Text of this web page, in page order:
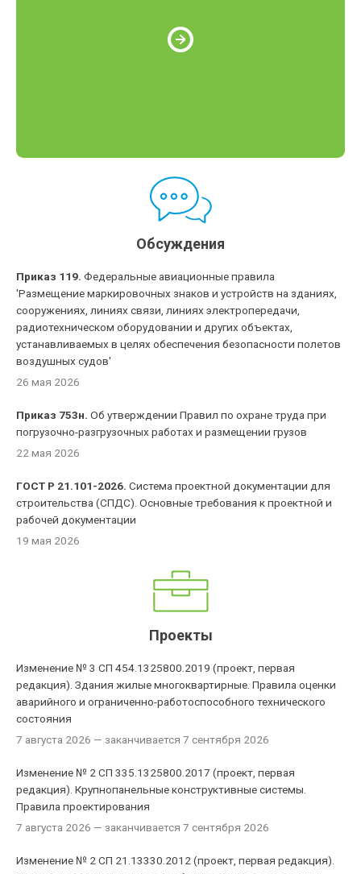
Обсуждения
Приказ 119. Федеральные авиационные правила
'Размещение маркировочных знаков и устройств на зданиях,
сооружениях, линиях связи, линиях электропередачи,
радиотехническом оборудовании и других объектах,
устанавливаемых в целях обеспечения безопасности полетов
воздушных судов'
26 мая 2026
Приказ 753н. Об утверждении Правил по охране труда при
погрузочно-разгрузочных работах и размещении грузов
22 мая 2026
ГОСТ Р 21.101-2026. Система проектной документации для
строительства (СПДС). Основные требования к проектной и
рабочей документации
19 мая 2026
Проекты
Изменение № 3 СП 454.1325800.2019 (проект, первая
редакция). Здания жилые многоквартирные. Правила оценки
аварийного и ограниченно-работоспособного технического
состояния
7 августа 2026 — заканчивается 7 сентября 2026
Изменение № 2 СП 335.1325800.2017 (проект, первая
редакция). Крупнопанельные конструктивные системы.
Правила проектирования
7 августа 2026 — заканчивается 7 сентября 2026
Изменение № 2 СП 21.13330.2012 (проект, первая редакция).